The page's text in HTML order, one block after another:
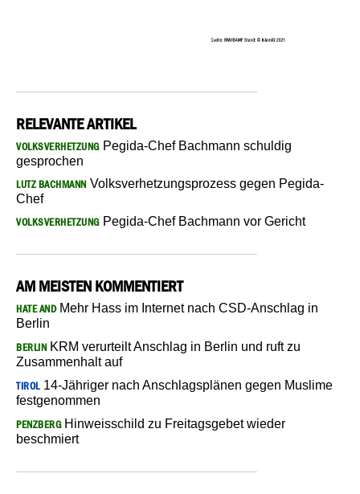
RELEVANTE ARTIKEL
VOLKSVERHETZUNGPegida-Chef Bachmann schuldig
gesprochen
LUTZ BACHMANN Volksverhetzungsprozess gegen Pegida-
Chef
VOLKSVERHETZUNGPegida-Chef Bachmann vor Gericht
AM MEISTEN KOMMENTIERT
HATE ANDMehr Hass im Internet nach CSD-Anschlag in
Berlin
BERLIN KRM verurteilt Anschlag in Berlin und ruft zu
Zusammenhalt auf
TIROL14-Jähriger nach Anschlagsplänen gegen Muslime
festgenommen
PENZBERGHinweisschild zu Freitagsgebet wieder
beschmiert